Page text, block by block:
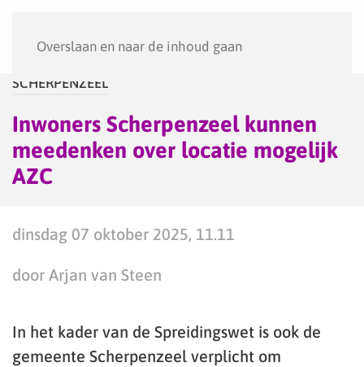
Overslaan en naar de inhoud gaan
SCHERPENZEEL
Inwoners Scherpenzeel kunnen
meedenken over locatie mogelijk
AZC
dinsdag 07 oktober 2025, 11.11
door Arjan van Steen
In het kader van de Spreidingswet is ook de
gemeente Scherpenzeel verplicht om